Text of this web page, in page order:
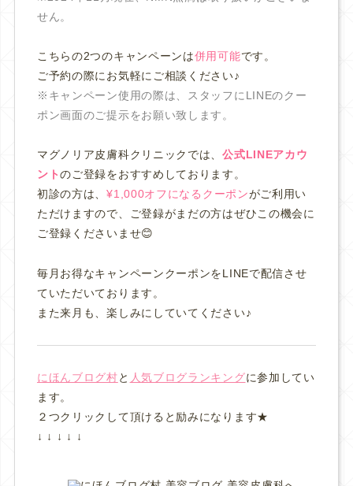
せん。
こちらの2つのキャンペーンは併用可能です。
ご予約の際にお気軽にご相談ください♪
※キャンペーン使用の際は、スタッフにLINEのクー
ポン画面のご提示をお願い致します。
マグノリア皮膚科クリニックでは、公式LINEアカウ
ントのご登録をおすすめしております。
初診の方は、¥1,000オフになるクーポンがご利用い
ただけますので、ご登録がまだの方はぜひこの機会に
ご登録くださいませ😊
毎月お得なキャンペーンクーポンをLINEで配信させ
ていただいております。
また来月も、楽しみにしていてください♪
にほんブログ村と 人気ブログランキングに参加してい
ます。
２つクリックして頂けると励みになります★
↓ ↓ ↓ ↓ ↓